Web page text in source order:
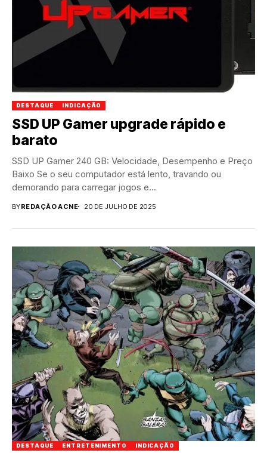
DESTAQUE INDICAÇÃO
SSD UP Gamer upgrade rápido e
barato
SSD UP Gamer 240 GB: Velocidade, Desempenho e Preço
Baixo Se o seu computador está lento, travando ou
demorando para carregar jogos e...
BYREDAÇÃO ACNE 20 DE JULHO DE 2025
DESTAQUE ENTRETENIMENTO INDICAÇÃO